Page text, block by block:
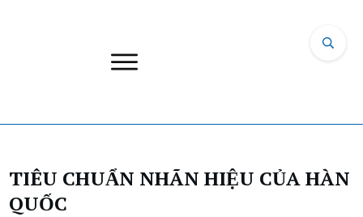
TIÊU CHUẨN NHÃN HIỆU CỦA HÀN
QUỐC